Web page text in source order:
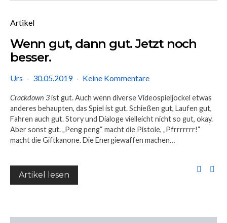
Artikel
Wenn gut, dann gut. Jetzt noch
besser.
Urs 30.05.2019 Keine Kommentare
Crackdown 3ist gut. Auch wenn diverse Videospieljockel etwas
anderes behaupten, das Spiel ist gut. Schießen gut, Laufen gut,
Fahren auch gut. Story und Dialoge vielleicht nicht so gut, okay.
Aber sonst gut. „Peng peng“ macht die Pistole, „Pfrrrrrrr!“
macht die Giftkanone. Die Energiewaffen machen…
Artikel lesen